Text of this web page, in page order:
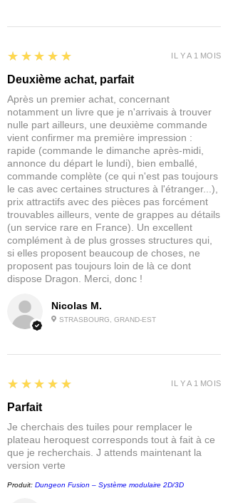
Nicolas M.
STRASBOURG, GRAND-EST
5
★★★★★
Deuxième achat, parfait
Après un premier achat, concernant
notamment un livre que je n'arrivais à trouver
nulle part ailleurs, une deuxième commande
vient confirmer ma première impression :
rapide (commande le dimanche après-midi,
annonce du départ le lundi), bien emballé,
commande complète (ce qui n'est pas toujours
le cas avec certaines structures à l'étranger...),
prix attractifs avec des pièces pas forcément
trouvables ailleurs, vente de grappes au détails
(un service rare en France). Un excellent
complément à de plus grosses structures qui,
si elles proposent beaucoup de choses, ne
proposent pas toujours loin de là ce dont
dispose Dragon. Merci, donc !
IL Y A 1 MOIS
5
★★★★★
Parfait
Je cherchais des tuiles pour remplacer le
plateau heroquest corresponds tout à fait à ce
que je recherchais. J attends maintenant la
version verte
Produit: Dungeon Fusion – Système modulaire 2D/3D
IL Y A 1 MOIS